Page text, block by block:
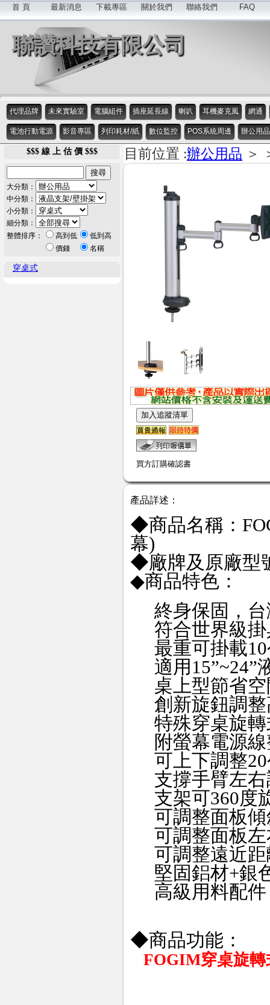
首 頁 最新消息 下載專區 關於我們 聯絡我們 FAQ
聯讚科技有限公司
代理品牌 未來實驗室 電腦組件 插座延長線 喇叭 耳機麥克風 網通
電池行動電源 影音專區 列印耗材/紙 數位監控 POS系統周邊 辦公用品
$$$ 線 上 估 價 $$$
大分類：
中分類：
小分類：
細分類：
整體排序：
高到低
低到高
價錢
名稱
穿桌式
目前位置 :辦公用品 ＞
買方訂購確認書
產品詳述：
◆商品名稱：
幕)
◆廠牌及原廠型
◆商品特色：
終身保固，
符合世界級
最重可掛載
適用15”~24”
桌上型節省
創新旋鈕調
特殊穿桌旋
附螢幕電源
可上下調整
支撐手臂左
支架可360度
可調整面板
可調整面板
可調整遠近
堅固鋁材+銀
高級用料配
◆商品功能：
FOGIM穿桌旋